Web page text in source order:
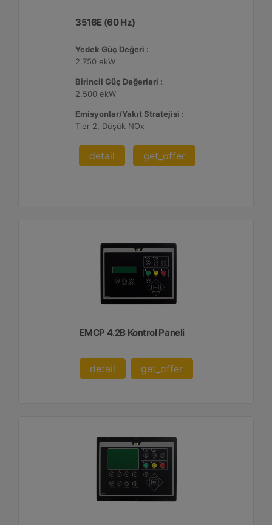
3516E (60 Hz)
Yedek Güç Değeri :
2.750 ekW
Birincil Güç Değerleri :
2.500 ekW
Emisyonlar/Yakıt Stratejisi :
Tier 2, Düşük NOx
detail get_offer
EMCP 4.2B Kontrol Paneli
detail get_offer